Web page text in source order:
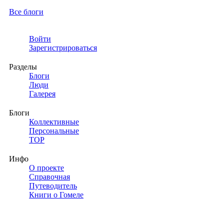
Все блоги
Войти
Зарегистрироваться
Разделы
Блоги
Люди
Галерея
Блоги
Коллективные
Персональные
TOP
Инфо
О проекте
Справочная
Путеводитель
Книги о Гомеле